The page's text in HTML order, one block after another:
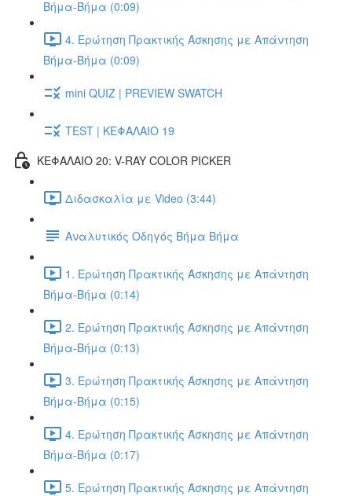
Βήμα-Βήμα (0:09)
4. Ερώτηση Πρακτικής Άσκησης με Απάντηση
Βήμα-Βήμα (0:09)
mini QUIZ | PREVIEW SWATCH
TEST | ΚΕΦΑΛΑΙΟ 19
ΚΕΦΑΛΑΙΟ 20: V-RAY COLOR PICKER
Διδασκαλία με Video (3:44)
Αναλυτικός Οδηγός Βήμα Βήμα
1. Ερώτηση Πρακτικής Άσκησης με Απάντηση
Βήμα-Βήμα (0:14)
2. Ερώτηση Πρακτικής Άσκησης με Απάντηση
Βήμα-Βήμα (0:13)
3. Ερώτηση Πρακτικής Άσκησης με Απάντηση
Βήμα-Βήμα (0:15)
4. Ερώτηση Πρακτικής Άσκησης με Απάντηση
Βήμα-Βήμα (0:17)
5. Ερώτηση Πρακτικής Άσκησης με Απάντηση